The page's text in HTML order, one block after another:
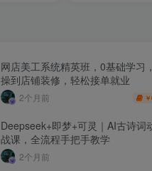
网店美工系统精英班，0基础学习
操到店铺装修，轻松接单就业
2个月前 ￥
Deepseek+即梦+可灵｜AI古诗词
战课，全流程手把手教学
2个月前